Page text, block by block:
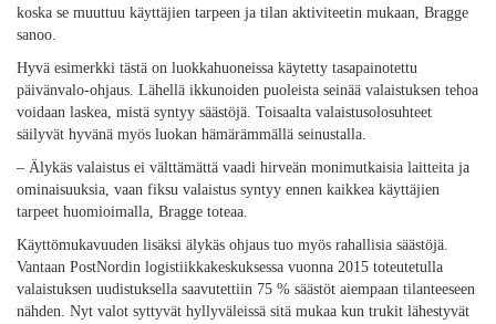
koska se muuttuu käyttäjien tarpeen ja tilan aktiviteetin mukaan, Bragge
sanoo.
Hyvä esimerkki tästä on luokkahuoneissa käytetty tasapainotettu
päivänvalo-ohjaus. Lähellä ikkunoiden puoleista seinää valaistuksen tehoa
voidaan laskea, mistä syntyy säästöjä. Toisaalta valaistusolosuhteet
säilyvät hyvänä myös luokan hämärämmällä seinustalla.
– Älykäs valaistus ei välttämättä vaadi hirveän monimutkaisia laitteita ja
ominaisuuksia, vaan fiksu valaistus syntyy ennen kaikkea käyttäjien
tarpeet huomioimalla, Bragge toteaa.
Käyttömukavuuden lisäksi älykäs ohjaus tuo myös rahallisia säästöjä.
Vantaan PostNordin logistiikkakeskuksessa vuonna 2015 toteutetulla
valaistuksen uudistuksella saavutettiin 75 % säästöt aiempaan tilanteeseen
nähden. Nyt valot syttyvät hyllyväleissä sitä mukaa kun trukit lähestyvät